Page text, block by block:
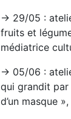
→ 29/05 :
fruits et
médiatrice
→ 05/06 :
qui grandit par
d’un masque